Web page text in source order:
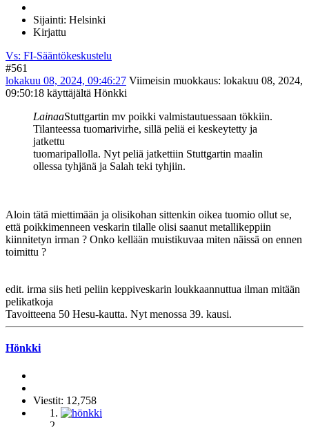
Sijainti: Helsinki
Kirjattu
Vs: FI-Sääntökeskustelu
#561
lokakuu 08, 2024, 09:46:27 Viimeisin muokkaus: lokakuu 08, 2024,
09:50:18 käyttäjältä Hönkki
LainaaStuttgartin mv poikki valmistautuessaan tökkiin.
Tilanteessa tuomarivirhe, sillä peliä ei keskeytetty ja
jatkettu
tuomaripallolla. Nyt peliä jatkettiin Stuttgartin maalin
ollessa tyhjänä ja Salah teki tyhjiin.
Aloin tätä miettimään ja olisikohan sittenkin oikea tuomio ollut se,
että poikkimenneen veskarin tilalle olisi saanut metallikeppiin
kiinnitetyn irman ? Onko kellään muistikuvaa miten näissä on ennen
toimittu ?
edit. irma siis heti peliin keppiveskarin loukkaannuttua ilman mitään
pelikatkoja
Tavoitteena 50 Hesu-kautta. Nyt menossa 39. kausi.
Hönkki
Viestit: 12,758